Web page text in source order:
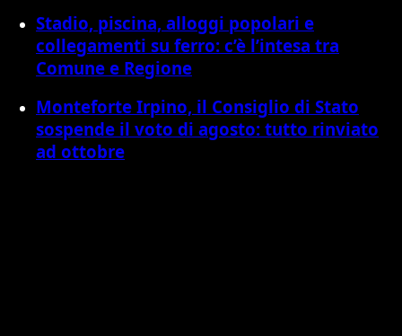
Stadio, piscina, alloggi popolari e
collegamenti su ferro: c’è l’intesa tra
Comune e Regione
Monteforte Irpino, il Consiglio di Stato
sospende il voto di agosto: tutto rinviato
ad ottobre